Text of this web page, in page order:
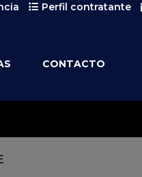
Perfil contratante
CONTACTO